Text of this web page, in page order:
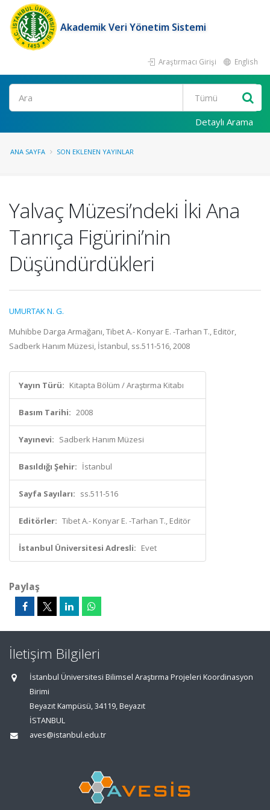
Akademik Veri Yönetim Sistemi
Araştırmacı Girişi English
Ara
Detaylı Arama
ANA SAYFA SON EKLENEN YAYINLAR
Yalvaç Müzesi’ndeki İki Ana
Tanrıça Figürini’nin
Düşündürdükleri
UMURTAK N. G.
Muhibbe Darga Armağanı, Tibet A.- Konyar E. -Tarhan T., Editör,
Sadberk Hanım Müzesi, İstanbul, ss.511-516, 2008
Yayın Türü: Kitapta Bölüm / Araştırma Kitabı
Basım Tarihi: 2008
Yayınevi: Sadberk Hanım Müzesi
Basıldığı Şehir: İstanbul
Sayfa Sayıları: ss.511-516
Editörler: Tibet A.- Konyar E. -Tarhan T., Editör
İstanbul Üniversitesi Adresli: Evet
Paylaş
İletişim Bilgileri
İstanbul Üniversitesi Bilimsel Araştırma Projeleri Koordinasyon
Birimi
Beyazıt Kampüsü, 34119, Beyazıt
İSTANBUL
aves@istanbul.edu.tr